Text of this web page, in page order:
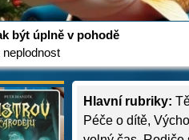
být úplně v pohodě
Hlavní rubriky:
Péče o dítě,